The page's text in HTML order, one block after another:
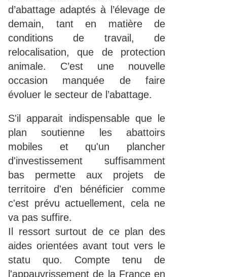
d’abattage adaptés à l’élevage de
demain, tant en matière de
conditions de travail, de
relocalisation, que de protection
animale. C’est une nouvelle
occasion manquée de faire
évoluer le secteur de l’abattage.
S'il apparait indispensable que le
plan soutienne les abattoirs
mobiles et qu'un plancher
d'investissement suffisamment
bas permette aux projets de
territoire d'en bénéficier comme
c'est prévu actuellement, cela ne
va pas suffire.
Il ressort surtout de ce plan des
aides orientées avant tout vers le
statu quo. Compte tenu de
l'appauvrissement de la France en